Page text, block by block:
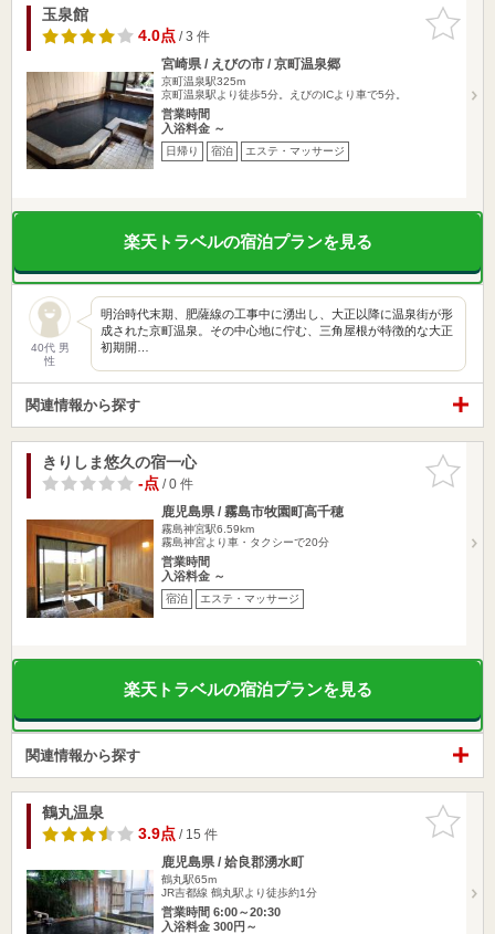
お気に入
りに追加
玉泉館
4.0点/ 3 件
宮崎県 / えびの市 / 京町温泉郷
京町温泉駅325m
京町温泉駅より徒歩5分。えびのICより車で5分。
営業時間
入浴料金 ～
日帰り 宿泊 エステ・マッサージ
楽天トラベルの宿泊プランを見る
40代 男
性
明治時代末期、肥薩線の工事中に湧出し、大正以降に温泉街が形
成された京町温泉。その中心地に佇む、三角屋根が特徴的な大正
初期開…
関連情報から探す
お気に入
りに追加
きりしま悠久の宿一心
-点/ 0 件
鹿児島県 / 霧島市牧園町高千穂
霧島神宮駅6.59km
霧島神宮より車・タクシーで20分
営業時間
入浴料金 ～
宿泊 エステ・マッサージ
楽天トラベルの宿泊プランを見る
関連情報から探す
お気に入
りに追加
鶴丸温泉
3.9点/ 15 件
鹿児島県 / 姶良郡湧水町
鶴丸駅65m
JR吉都線 鶴丸駅より徒歩約1分
営業時間 6:00～20:30
入浴料金 300円～